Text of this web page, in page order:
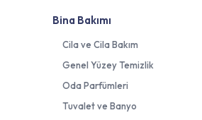
Bina Bakımı
Cila ve Cila Bakım
Genel Yüzey Temizlik
Oda Parfümleri
Tuvalet ve Banyo